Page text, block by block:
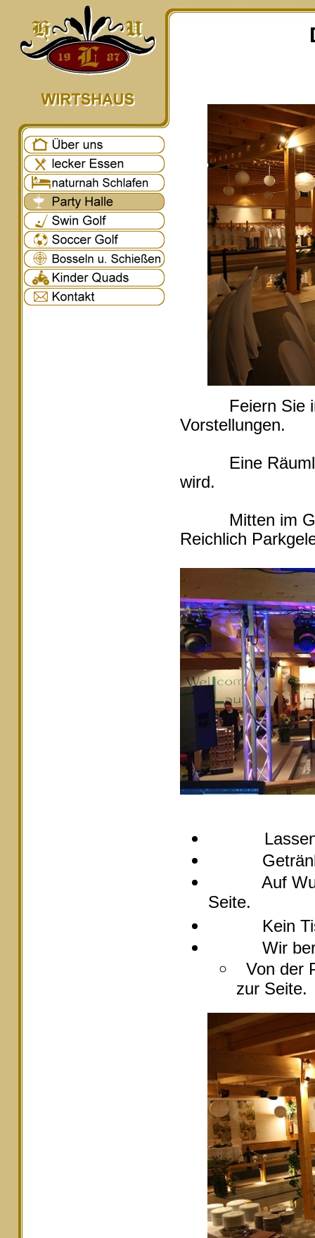
Feiern Sie in
Vorstellungen.
Eine
wird.
Mitten im
Reichlich
Getränke
Auf
Seite.
Kein
Wir
Von der
zur Seite.